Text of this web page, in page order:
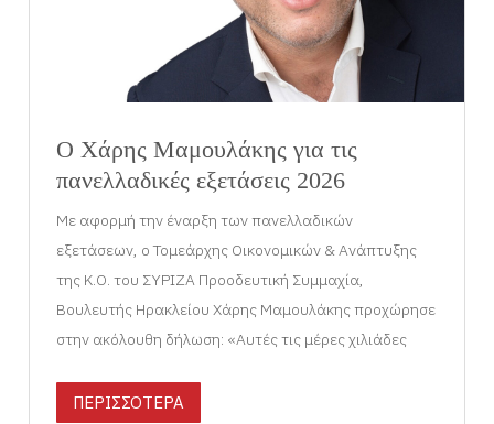
Ο Χάρης Μαμουλάκης για τις
πανελλαδικές εξετάσεις 2026
Με αφορμή την έναρξη των πανελλαδικών
εξετάσεων, ο Τομεάρχης Οικονομικών & Ανάπτυξης
της Κ.Ο. του ΣΥΡΙΖΑ Προοδευτική Συμμαχία,
Βουλευτής Ηρακλείου Χάρης Μαμουλάκης προχώρησε
στην ακόλουθη δήλωση: «Αυτές τις μέρες χιλιάδες
ΠΕΡΙΣΣΟΤΕΡΑ